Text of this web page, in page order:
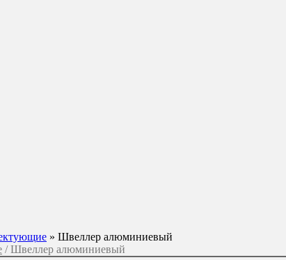
» Швеллер алюминиевый
/ Швеллер алюминиевый